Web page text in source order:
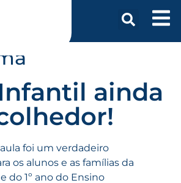
ainda
foi um verdadeiro
os alunos e as famílias da
do 1º ano do Ensino